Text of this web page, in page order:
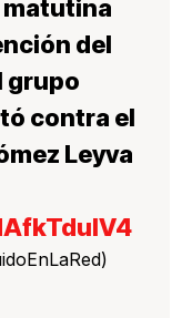
matutina
del
grupo
contra el
Leyva